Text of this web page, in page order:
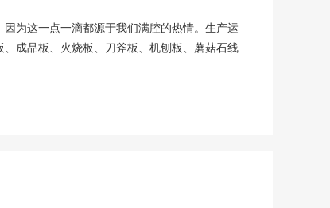
为这一点一滴都源于我们满腔的热情。生产运
成品板、火烧板、刀斧板、机刨板、蘑菇石线